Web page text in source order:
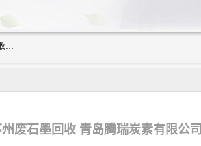
河北石墨回收厂家昊联碳素有限公司主要经营业务：石墨粉子回收、废石墨方子回收、高纯废石墨回收、废石墨回收、石墨电极回收、废石墨板回收、石墨增碳剂、单晶硅石墨、单晶硅石墨回收、废多晶硅石墨、废多晶硅石墨回收、废高纯石墨回收、废石墨、废石墨棒、废石墨棒回收、废石墨换热器回收、高纯石墨回收、石墨粉回收、石墨换热器回收、石墨纸回收、回收石墨板、回收石墨电极、石墨板回收、石墨回收。
州废石墨回收 青岛腾瑞炭素有限公司